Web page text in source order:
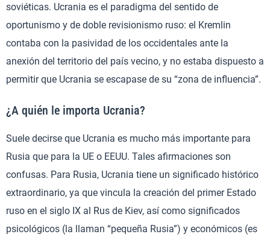
soviéticas. Ucrania es el paradigma del sentido de
oportunismo y de doble revisionismo ruso: el Kremlin
contaba con la pasividad de los occidentales ante la
anexión del territorio del país vecino, y no estaba dispuesto a
permitir que Ucrania se escapase de su “zona de influencia”.
¿A quién le importa Ucrania?
Suele decirse que Ucrania es mucho más importante para
Rusia que para la UE o EEUU. Tales afirmaciones son
confusas. Para Rusia, Ucrania tiene un significado histórico
extraordinario, ya que vincula la creación del primer Estado
ruso en el siglo IX al Rus de Kiev, así como significados
psicológicos (la llaman “pequeña Rusia”) y económicos (es